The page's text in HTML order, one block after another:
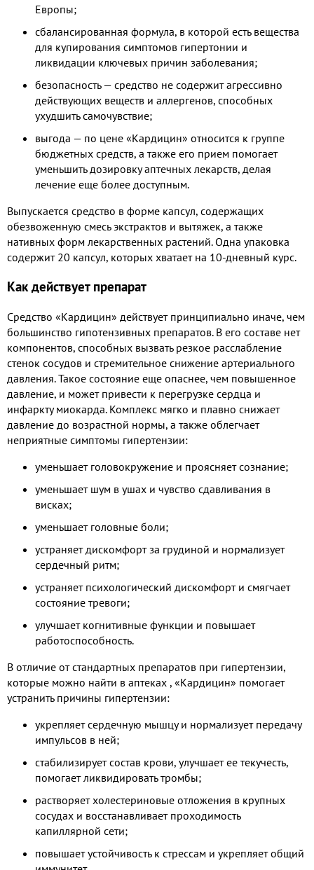
Европы;
сбалансированная формула, в которой есть вещества
для купирования симптомов гипертонии и
ликвидации ключевых причин заболевания;
безопасность — средство не содержит агрессивно
действующих веществ и аллергенов, способных
ухудшить самочувствие;
выгода — по цене «Кардицин» относится к группе
бюджетных средств, а также его прием помогает
уменьшить дозировку аптечных лекарств, делая
лечение еще более доступным.
Выпускается средство в форме капсул, содержащих
обезвоженную смесь экстрактов и вытяжек, а также
нативных форм лекарственных растений. Одна упаковка
содержит 20 капсул, которых хватает на 10-дневный курс.
Как действует препарат
Средство «Кардицин» действует принципиально иначе, чем
большинство гипотензивных препаратов. В его составе нет
компонентов, способных вызвать резкое расслабление
стенок сосудов и стремительное снижение артериального
давления. Такое состояние еще опаснее, чем повышенное
давление, и может привести к перегрузке сердца и
инфаркту миокарда. Комплекс мягко и плавно снижает
давление до возрастной нормы, а также облегчает
неприятные симптомы гипертензии:
уменьшает головокружение и проясняет сознание;
уменьшает шум в ушах и чувство сдавливания в
висках;
уменьшает головные боли;
устраняет дискомфорт за грудиной и нормализует
сердечный ритм;
устраняет психологический дискомфорт и смягчает
состояние тревоги;
улучшает когнитивные функции и повышает
работоспособность.
В отличие от стандартных препаратов при гипертензии,
которые можно найти в аптеках ​, «Кардицин» помогает
устранить причины гипертензии:
укрепляет сердечную мышцу и нормализует передачу
импульсов в ней;
стабилизирует состав крови, улучшает ее текучесть,
помогает ликвидировать тромбы;
растворяет холестериновые отложения в крупных
сосудах и восстанавливает проходимость
капиллярной сети;
повышает устойчивость к стрессам и укрепляет общий